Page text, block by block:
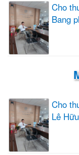
Cho
Bang
Cho
Lê